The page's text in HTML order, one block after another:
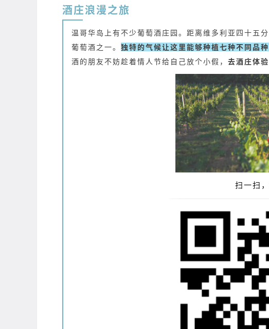
酒庄浪漫之旅
温哥华岛上有不少葡萄酒庄园。距离维多利亚四十
葡萄酒之一。独特的气候让这里能够种植七种不同品
酒的朋友不妨趁着情人节给自己放个小假，去酒庄体
扫一扫